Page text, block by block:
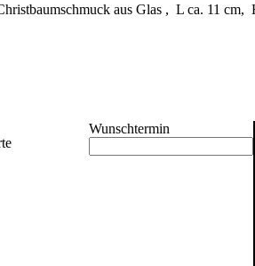
aus Glas , L ca. 11 cm,
Wunschtermin